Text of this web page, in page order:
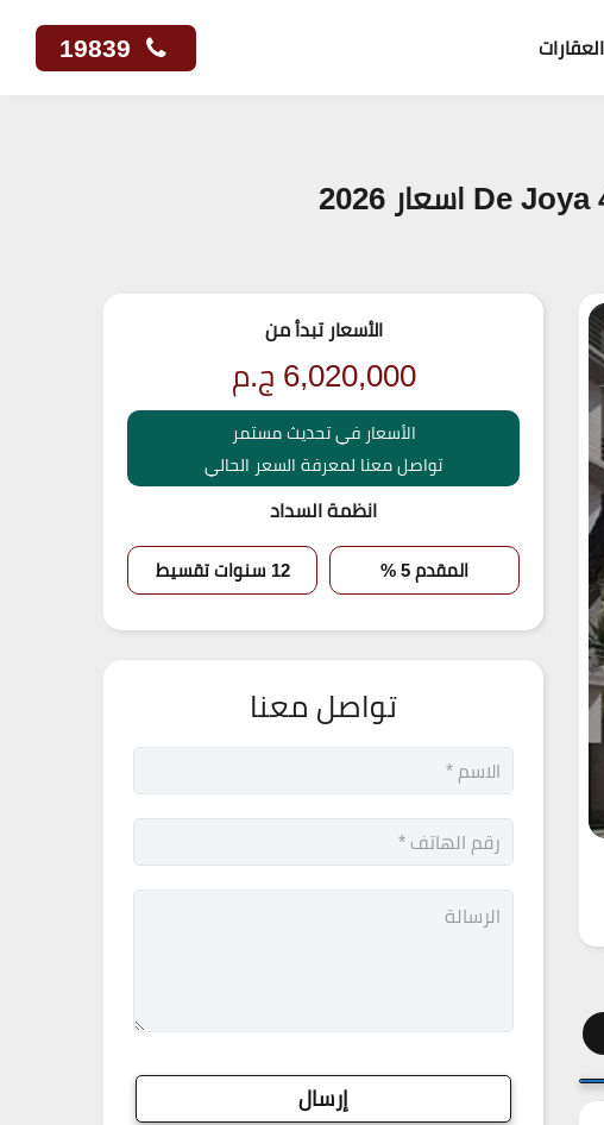
الأسعار تبدأ من
6,020,000ج.م
الأسعار في تحديث مستمر
تواصل معنا لمعرفة السعر الحالي
انظمة السداد
المقدم 5 % 12 سنوات تقسيط
تواصل معنا